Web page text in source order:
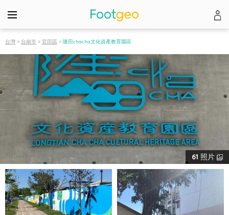
台灣 > 台南市 > 官田區 > 隆田chacha文化資產教育園區
61 照片